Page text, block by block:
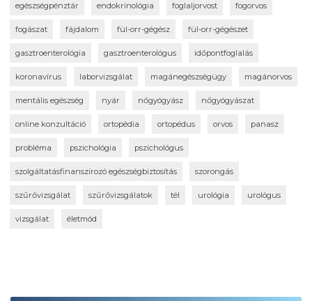
egészségpénztár endokrinológia foglaljorvost fogorvos
fogászat fájdalom fül-orr-gégész fül-orr-gégészet
gasztroenterológia gasztroenterológus időpontfoglalás
koronavírus laborvizsgálat magánegészségügy magánorvos
mentális egészség nyár nőgyógyász nőgyógyászat
online konzultáció ortopédia ortopédus orvos panasz
probléma pszichológia pszichológus
szolgáltatásfinanszírozó egészségbiztosítás szorongás
szűrővizsgálat szűrővizsgálatok tél urológia urológus
vizsgálat életmód